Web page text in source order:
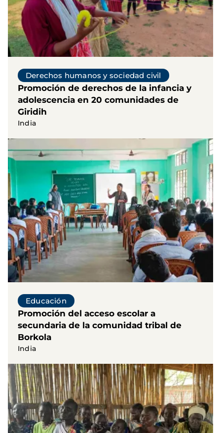
Derechos humanos y sociedad civil
Promoción de derechos de la infancia y
adolescencia en 20 comunidades de
Giridih
India
Educación
Promoción del acceso escolar a
secundaria de la comunidad tribal de
Borkola
India